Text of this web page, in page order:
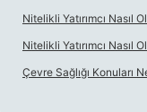
Nitelikli Yatırımcı Nasıl
Nitelikli Yatırımcı Nasıl
Çevre Sağlığı Konuları